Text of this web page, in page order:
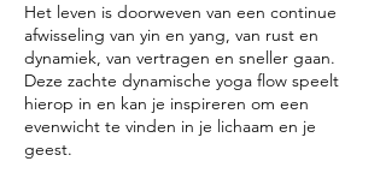
Het leven is doorweven van een continue
afwisseling van yin en yang, van rust en
dynamiek, van vertragen en sneller gaan.
Deze zachte dynamische yoga flow speelt
hierop in en kan je inspireren om een
evenwicht te vinden in je lichaam en je
geest.